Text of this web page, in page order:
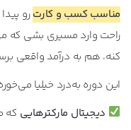
مناسب کسب و کارترو
راحت وارد مسیری بشی که
کنه، هم به درآمد واقعی
این دوره به‌درد خیلیا
دیجیتال مارکترهایی که